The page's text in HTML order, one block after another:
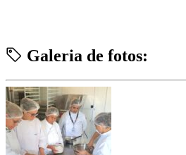
Galeria de fotos: